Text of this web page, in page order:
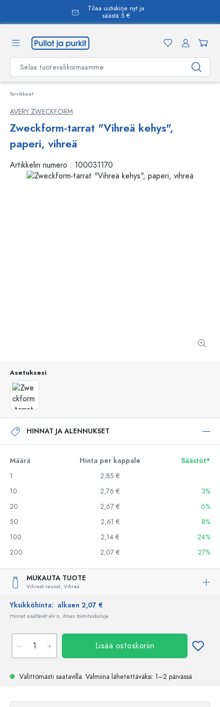
Tilaa uutiskirje nyt ja
säästä 5 €
Tarvikkeet
AVERY ZWECKFORM
Zweckform-tarrat "Vihreä kehys",
paperi, vihreä
Artikkelin numero : 100031170
Asetuksesi
HINNAT JA ALENNUKSET
Määrä Hinta per kappale
Säästöt*
1
2,85 €
10
2,76 €
3%
20
2,67 €
6%
50
2,61 €
8%
100
2,14 €
24%
200
2,07 € 27%
MUKAUTA TUOTE
Vihreät reunat, Vihreä
Yksikköhinta: alkaen 2,07 €
Hinnat sisältävät alv:n, ilman toimituskuluja
Lisää ostoskoriin
Välittömästi saatavilla. Valmiina lähetettäväksi: 1–2 päivässä